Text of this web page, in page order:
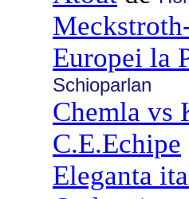
Europei la
Schioparlan
Chemla vs
C.E.Echipe
Eleganta